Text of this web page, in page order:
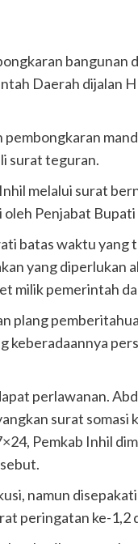
bangunan
Daerah dijalan
surat teguran.
melalui surat
Penjabat
batas waktu yang
yang diperlukan
milik pemerintah
plang
keberadaannya
perlawanan.
surat somasi
Pemkab Inhil
namun
peringatan ke-1,2